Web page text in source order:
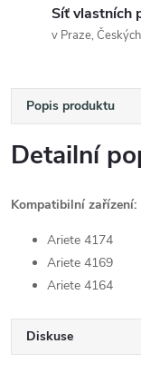
Síť vlastních
v Praze,
Popis produktu
Detailní
Kompatibilní zařízení:
Ariete 4174
Ariete 4169
Ariete 4164
Diskuse